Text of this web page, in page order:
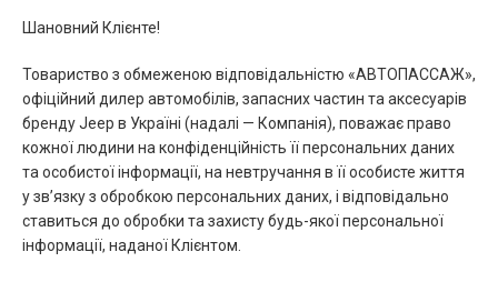
Шановний Клієнте!
Товариство з обмеженою відповідальністю «АВТОПАССАЖ»,
офіційний дилер автомобілів, запасних частин та аксесуарів
бренду Jeep в Україні (надалі — Компанія), поважає право
кожної людини на конфіденційність її персональних даних
та особистої інформації, на невтручання в її особисте життя
у зв’язку з обробкою персональних даних, і відповідально
ставиться до обробки та захисту будь-якої персональної
інформації, наданої Клієнтом.